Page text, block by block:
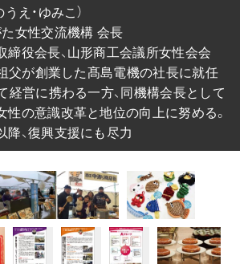
え・ゆみこ）
た女性交流機構 会長
締役会長、山形商工会議所女性会会
父が創業した髙島電機の社長に就任
経営に携わる一方、同機構会長として
性の意識改革と地位の向上に努める。
降、復興支援にも尽力